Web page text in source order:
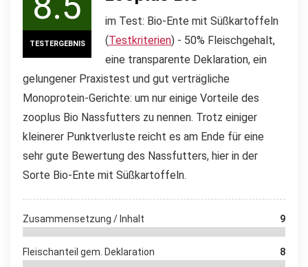
TESTERGEBNIS
im Test: Bio-Ente mit Süßkartoffeln
(Testkriterien) - 50% Fleischgehalt,
eine transparente Deklaration, ein
gelungener Praxistest und gut verträgliche
Monoprotein-Gerichte: um nur einige Vorteile des
zooplus Bio Nassfutters zu nennen. Trotz einiger
kleinerer Punktverluste reicht es am Ende für eine
sehr gute Bewertung des Nassfutters, hier in der
Sorte Bio-Ente mit Süßkartoffeln.
Zusammensetzung / Inhalt 9
Fleischanteil gem. Deklaration 8